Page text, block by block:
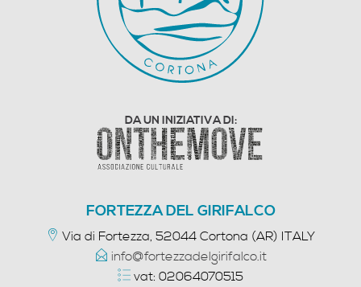
DA UN INIZIATIVA DI:
FORTEZZA DEL GIRIFALCO
Via di Fortezza, 52044 Cortona (AR) ITALY
info@fortezzadelgirifalco.it
vat: 02064070515